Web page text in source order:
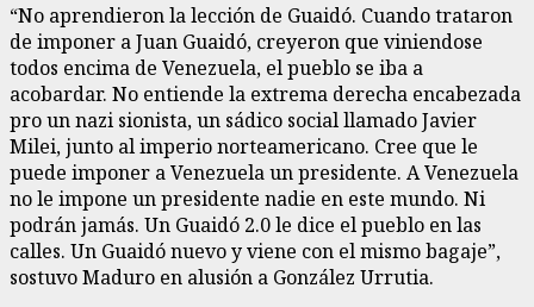
“No aprendieron la lección de Guaidó. Cuando trataron
de imponer a Juan Guaidó, creyeron que viniendose
todos encima de Venezuela, el pueblo se iba a
acobardar. No entiende la extrema derecha encabezada
pro un nazi sionista, un sádico social llamado Javier
Milei, junto al imperio norteamericano. Cree que le
puede imponer a Venezuela un presidente. A Venezuela
no le impone un presidente nadie en este mundo. Ni
podrán jamás. Un Guaidó 2.0 le dice el pueblo en las
calles. Un Guaidó nuevo y viene con el mismo bagaje”,
sostuvo Maduro en alusión a González Urrutia.